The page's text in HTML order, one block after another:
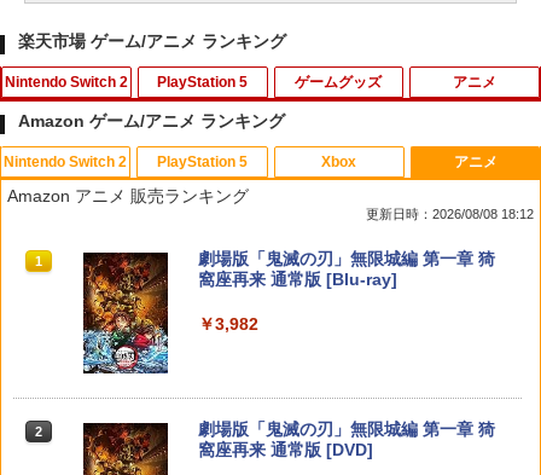
楽天市場 ゲーム/アニメ ランキング
Nintendo Switch 2
1
【ダイヤ・プラチナ会員様限定！エント
リーでポイント10倍！】【メール便発
送】【新品】任天堂 Nintendo Switch 2
ス
2
【当店独自で＋P10倍★要エントリー】
260305)
PlayStation 5
1
ゲームテック エイミングスティック Tor
nado LH [YF2430]
￥2,237
ゲームグッズ
1
【中古】ワールドサッカーウイニングイ
レブン10
￥810
アニメ
1
【通常版 Blu-ray/DVD】【場面写クリア
カード3枚セット（竈門炭治郎、冨岡義
勇、猗窩座）】 劇場版「鬼滅の刃」無限
￥7,450
定版)【Blu-ray】 [ 杉田智和 ]
￥7,722
Amazon ゲーム/アニメ ランキング
Nintendo Switch 2
1
スプラトゥーン レイダース|オンライン
コード版
￥5,832
2 スプラトゥーン レイダース -Switch2
PlayStation 5
1
PlayStation 5 デジタル・エディション
日本語専用 Console Language: Japan
2
Beast of Reincarnation -PS5 【特典】
プロダクトコード 封入
Xbox
1
【純正品】Xbox ワイヤレス コントロー
ラー + USB-C® ケーブル
￥8,300
ラー (ロボット ホワイト)
アニメ
Amazon アニメ 販売ランキング
更新日時：2026/08/08 18:12
1
劇場版「鬼滅の刃」無限城編 第一章 猗
窩座再来 通常版 [Blu-ray]
￥3,982
2
劇場版「鬼滅の刃」無限城編 第一章 猗
窩座再来 通常版 [DVD]